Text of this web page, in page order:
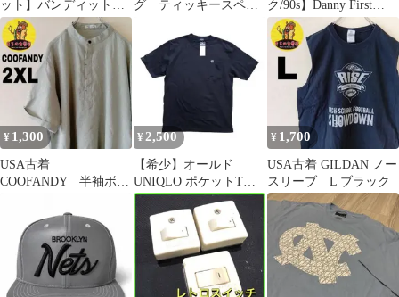
ット】バンディット
200 & ラパラ シャッド
ラップRH
グ ティッキースペシ
0.5mm 8/16まで
ク/90s】Danny First
USA製 Tシャツ S
¥ 1,300
USA古着
COOFANDY 半袖ボタ
¥ 2,500
【希少】オールド
UNIQLO ポケットTシ
ャツ 2000年製
¥ 1,700
USA古着 GILDAN ノー
スリーブ L ブラック